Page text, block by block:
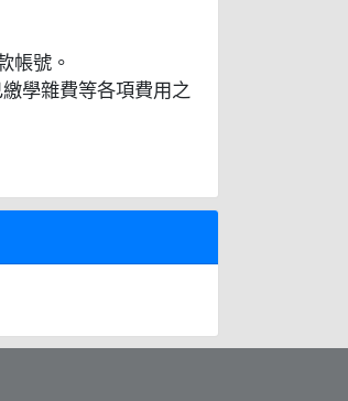
帳號。
學雜費等各項費用之